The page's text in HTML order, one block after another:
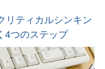
リティカルシンキン
4つのステップ